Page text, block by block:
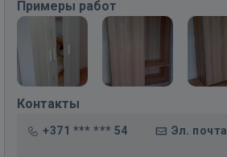
Примеры работ
Контакты
+371 *** *** 54 Эл. почта